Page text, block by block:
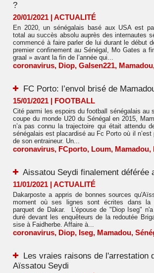
?
20/01/2021 | ACTUALITÉ
En 2020, un sénégalais basé aux USA est
total au succès absolu auprès des internautes
commencé à faire parler de lui durant le début
premier confinement au Sénégal, Mo Gates a
graal » avant la fin de l’année qui...
coronavirus, Diop, Galsen221, Mamadou
FC Porto: l’envol brisé de
15/01/2021 | FOOTBALL
​Cité parmi les espoirs du football sénégalais au
coupe du monde U20 du Sénégal en 2015,
n’a pas connu la trajectoire qui était attendu
sénégalais est placardisé au Fc Porto où il
de son entraineur. Un...
coronavirus, FCporto, Loum, Mamadou,
Aissatou Seydi finalement déférée
11/01/2021 | ACTUALITÉ
Dakarposte a appris de bonnes sources
moment où ses lignes sont écrites dans la
parquet de Dakar. L'épouse de "Diop Iseg"
duré devant les enquêteurs de la redoutée
sise à Faidherbe. Affaire à...
coronavirus, Diop, Iseg, Mamadou,
Les vraies raisons de l'arrestation
Aïssatou Seydi